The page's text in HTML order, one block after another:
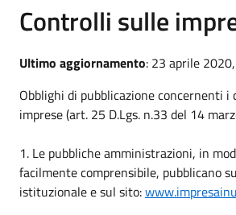
Controlli sulle
Ultimo aggiornamento: 23 aprile
Obblighi di pubblicazione concernenti
imprese (art. 25 D.Lgs. n.33 del 14
1. Le pubbliche amministrazioni, in
facilmente comprensibile, pubblicano
istituzionale e sul sito: